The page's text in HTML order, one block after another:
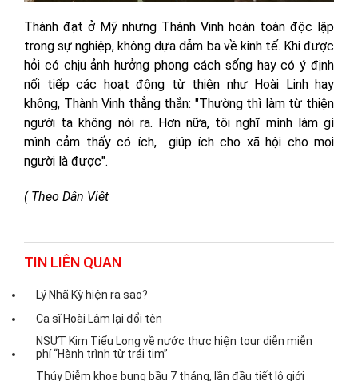
Thành đạt ở Mỹ nhưng Thành Vinh hoàn toàn độc lập
trong sự nghiệp, không dựa dẫm ba về kinh tế. Khi được
hỏi có chịu ảnh hưởng phong cách sống hay có ý định
nối tiếp các hoạt động từ thiện như Hoài Linh hay
không, Thành Vinh thẳng thắn: "Thường thì làm từ thiện
người ta không nói ra. Hơn nữa, tôi nghĩ mình làm gì
mình cảm thấy có ích, giúp ích cho xã hội cho mọi
người là được".
( Theo Dân Viêt
TIN LIÊN QUAN
Lý Nhã Kỳ hiện ra sao?
Ca sĩ Hoài Lâm lại đổi tên
NSƯT Kim Tiểu Long về nước thực hiện tour diễn miễn
phí “Hành trình từ trái tim”
Thúy Diễm khoe bụng bầu 7 tháng, lần đầu tiết lộ giới